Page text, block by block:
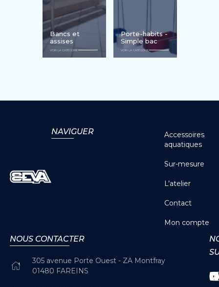
Bancs et
assises
VOIR LA CATÉGORIE
Porte-habits -
Simple bac
VOIR LA CATÉGORIE
NAVIGUER
Accessoires
aquatiques
Sur-mesure
L’atelier
Contact
Mon compte
NOUS CONTACTER
305 avenue Porte Ouest - ZA Montfray
01480 FAREINS